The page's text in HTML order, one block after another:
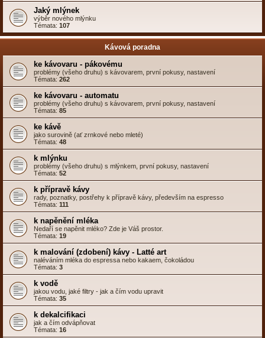
Jaký mlýnek
výběr nového mlýnku
Témata: 107
Kávová poradna
ke kávovaru - pákovému
problémy (všeho druhu) s kávovarem, první pokusy, nastavení
Témata: 262
ke kávovaru - automatu
problémy (všeho druhu) s kávovarem, první pokusy, nastavení
Témata: 85
ke kávě
jako surovině (ať zrnkové nebo mleté)
Témata: 48
k mlýnku
problémy (všeho druhu) s mlýnkem, první pokusy, nastavení
Témata: 52
k přípravě kávy
rady, poznatky, postřehy k přípravě kávy, především na espresso
Témata: 111
k napěnění mléka
Nedaří se napěnit mléko? Zde je Váš prostor.
Témata: 19
k malování (zdobení) kávy - Latté art
naléváním mléka do espressa nebo kakaem, čokoládou
Témata: 3
k vodě
jakou vodu, jaké filtry - jak a čím vodu upravit
Témata: 35
k dekalcifikaci
jak a čím odvápňovat
Témata: 16